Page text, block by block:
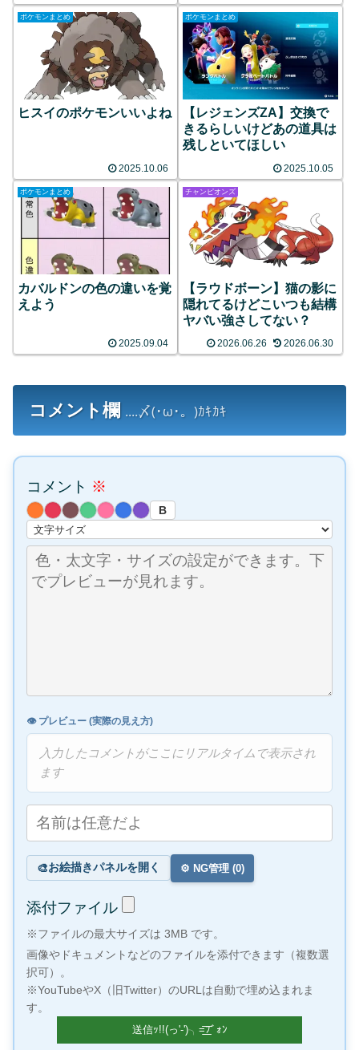
ポケモンまとめ
ヒスイのポケモンいいよね
2025.10.06
ポケモンまとめ
【レジェンズZA】交換で
きるらしいけどあの道具は
残しといてほしい
2025.10.05
ポケモンまとめ
カバルドンの色の違いを覚
えよう
2025.09.04
チャンピオンズ
【ラウドボーン】猫の影に
隠れてるけどこいつも結構
ヤバい強さしてない？
2026.06.26 2026.06.30
コメント欄 ....〆(･ω･。)ｶｷｶｷ
コメント ※
B
👁️ プレビュー (実際の見え方)
入力したコメントがここにリアルタイムで表示され
ます
🎨お絵描きパネルを開く ⚙️ NG管理 (0)
添付ファイル
※ファイルの最大サイズは 3MB です。
画像やドキュメントなどのファイルを添付できます（複数選
択可）。
※YouTubeやX（旧Twitter）のURLは自動で埋め込まれま
す。